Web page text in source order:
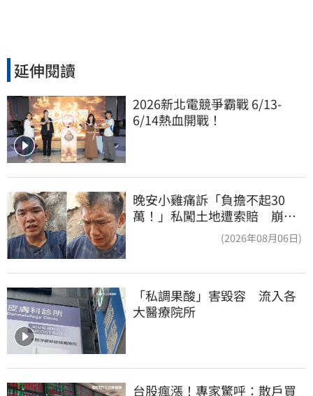
延伸閱讀
2026新北電競爭霸戰 6/13-
6/14熱血開戰！
晚安小雞痛訴「負擔不起30
萬！」私闖土地遭索賠 崩
潰：不接受漫天要價(2026年08月06日)
「私調果酸」害毀容　流入各
大醫療院所
台股瘋漲！專家驚呼：散戶買